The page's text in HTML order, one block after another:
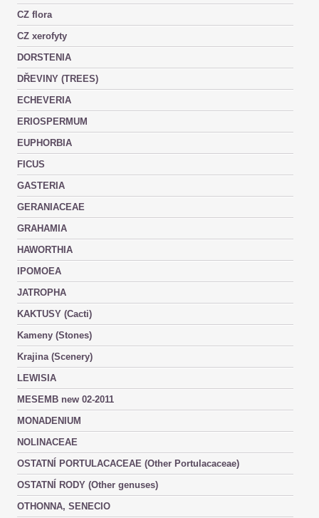
CZ flora
CZ xerofyty
DORSTENIA
DŘEVINY (TREES)
ECHEVERIA
ERIOSPERMUM
EUPHORBIA
FICUS
GASTERIA
GERANIACEAE
GRAHAMIA
HAWORTHIA
IPOMOEA
JATROPHA
KAKTUSY (Cacti)
Kameny (Stones)
Krajina (Scenery)
LEWISIA
MESEMB new 02-2011
MONADENIUM
NOLINACEAE
OSTATNÍ PORTULACACEAE (Other Portulacaceae)
OSTATNÍ RODY (Other genuses)
OTHONNA, SENECIO